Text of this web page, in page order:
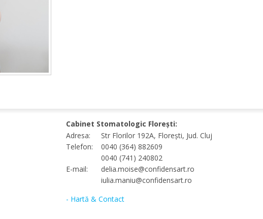
Cabinet Stomatologic Florești:
Adresa:
Str Florilor 192A, Florești, Jud. Cluj
Telefon:
0040 (364) 882609
0040 (741) 240802
E-mail:
delia.moise@confidensart.ro
iulia.maniu@confidensart.ro
- Hartă & Contact